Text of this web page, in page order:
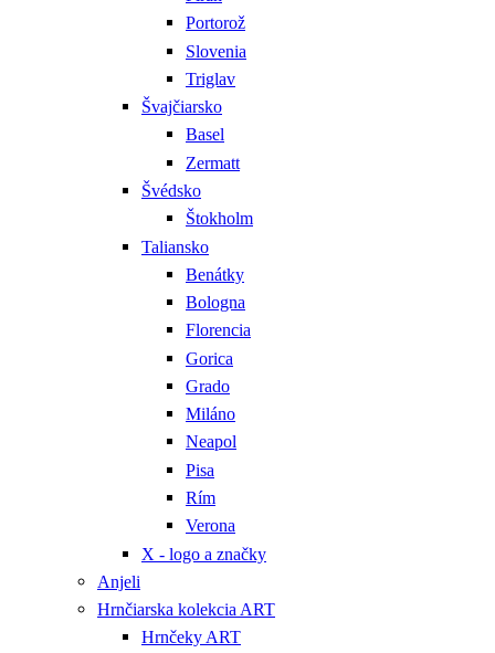
Portorož
Slovenia
Triglav
Švajčiarsko
Basel
Zermatt
Švédsko
Štokholm
Taliansko
Benátky
Bologna
Florencia
Gorica
Grado
Miláno
Neapol
Pisa
Rím
Verona
X - logo a značky
Anjeli
Hrnčiarska kolekcia ART
Hrnčeky ART